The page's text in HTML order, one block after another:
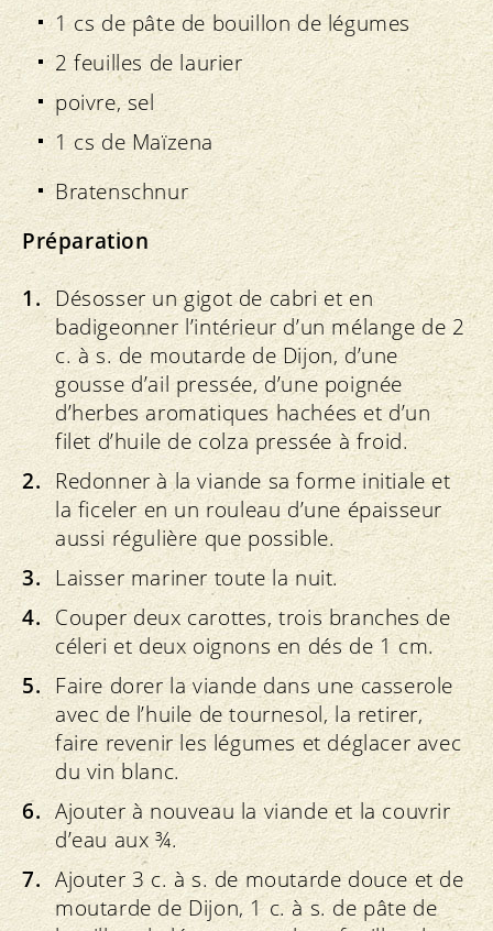
1 cs de pâte de bouillon de légumes
2 feuilles de laurier
poivre, sel
1 cs de Maïzena
Bratenschnur
Préparation
Désosser un gigot de cabri et en
badigeonner l’intérieur d’un mélange de 2
c. à s. de moutarde de Dijon, d’une
gousse d’ail pressée, d’une poignée
d’herbes aromatiques hachées et d’un
filet d’huile de colza pressée à froid.
Redonner à la viande sa forme initiale et
la ficeler en un rouleau d’une épaisseur
aussi régulière que possible.
Laisser mariner toute la nuit.
Couper deux carottes, trois branches de
céleri et deux oignons en dés de 1 cm.
Faire dorer la viande dans une casserole
avec de l’huile de tournesol, la retirer,
faire revenir les légumes et déglacer avec
du vin blanc.
Ajouter à nouveau la viande et la couvrir
d’eau aux ¾.
Ajouter 3 c. à s. de moutarde douce et de
moutarde de Dijon, 1 c. à s. de pâte de